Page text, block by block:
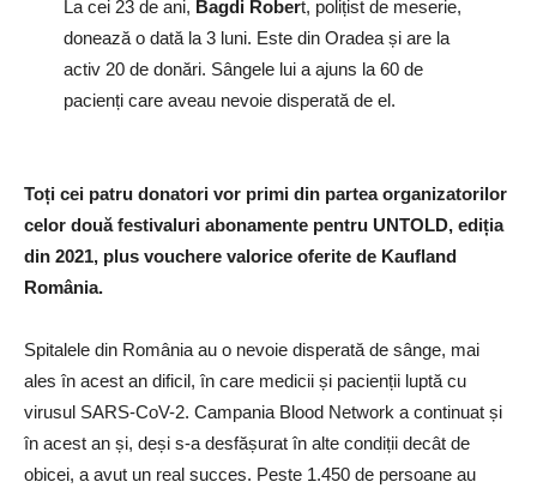
La cei 23 de ani, Bagdi Robert, polițist de meserie,
donează o dată la 3 luni. Este din Oradea și are la
activ 20 de donări. Sângele lui a ajuns la 60 de
pacienți care aveau nevoie disperată de el.
Toți cei patru donatori vor primi din partea organizatorilor
celor două festivaluri abonamente pentru UNTOLD, ediția
din 2021, plus vouchere valorice oferite de Kaufland
România.
Spitalele din România au o nevoie disperată de sânge, mai
ales în acest an dificil, în care medicii și pacienții luptă cu
virusul SARS-CoV-2. Campania Blood Network a continuat și
în acest an și, deși s-a desfășurat în alte condiții decât de
obicei, a avut un real succes. Peste 1.450 de persoane au